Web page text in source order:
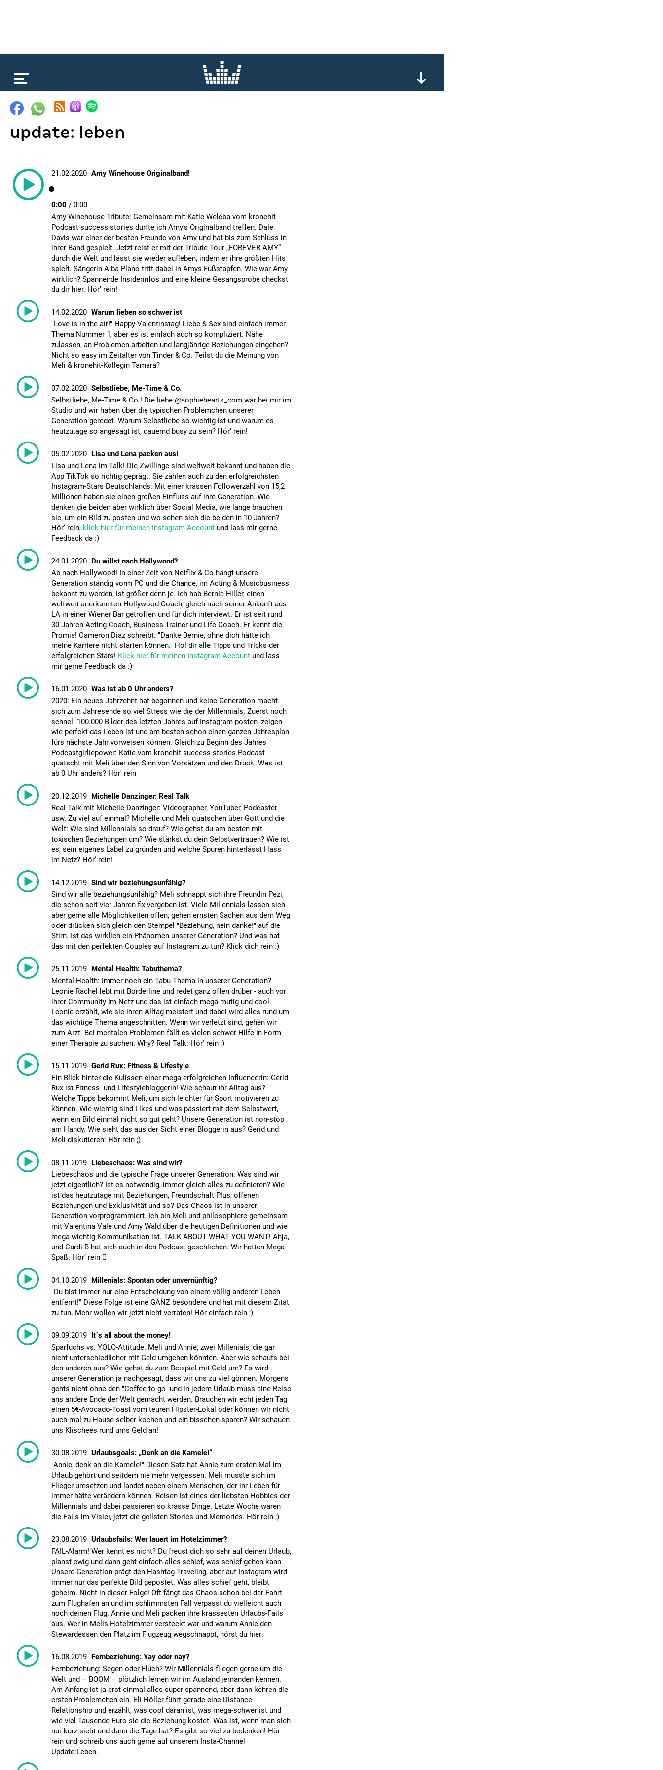
update: leben
21.02.2020 Amy Winehouse Originalband!
0:00 / 0:00
Amy Winehouse Tribute: Gemeinsam mit Katie Weleba vom kronehit
Podcast success stories durfte ich Amy’s Originalband treffen. Dale
Davis war einer der besten Freunde von Amy und hat bis zum Schluss in
ihrer Band gespielt. Jetzt reist er mit der Tribute Tour „FOREVER AMY“
durch die Welt und lässt sie wieder aufleben, indem er ihre größten Hits
spielt. Sängerin Alba Plano tritt dabei in Amys Fußstapfen. Wie war Amy
wirklich? Spannende Insiderinfos und eine kleine Gesangsprobe checkst
du dir hier. Hör‘ rein!
14.02.2020 Warum lieben so schwer ist
"Love is in the air!" Happy Valentinstag! Liebe & Sex sind einfach immer
Thema Nummer 1, aber es ist einfach auch so kompliziert. Nähe
zulassen, an Problemen arbeiten und langjährige Beziehungen eingehen?
Nicht so easy im Zeitalter von Tinder & Co. Teilst du die Meinung von
Meli & kronehit-Kollegin Tamara?
07.02.2020 Selbstliebe, Me-Time & Co.
Selbstliebe, Me-Time & Co.! Die liebe @sophiehearts_com war bei mir im
Studio und wir haben über die typischen Problemchen unserer
Generation geredet. Warum Selbstliebe so wichtig ist und warum es
heutzutage so angesagt ist, dauernd busy zu sein? Hör‘ rein!
05.02.2020 Lisa und Lena packen aus!
Lisa und Lena im Talk! Die Zwillinge sind weltweit bekannt und haben die
App TikTok so richtig geprägt. Sie zählen auch zu den erfolgreichsten
Instagram-Stars Deutschlands: Mit einer krassen Followerzahl von 15,2
Millionen haben sie einen großen Einfluss auf ihre Generation. Wie
denken die beiden aber wirklich über Social Media, wie lange brauchen
sie, um ein Bild zu posten und wo sehen sich die beiden in 10 Jahren?
Hör‘ rein, klick hier für meinen Instagram-Account und lass mir gerne
Feedback da :)
24.01.2020 Du willst nach Hollywood?
Ab nach Hollywood! In einer Zeit von Netflix & Co hängt unsere
Generation ständig vorm PC und die Chance, im Acting & Musicbusiness
bekannt zu werden, ist größer denn je. Ich hab Bernie Hiller, einen
weltweit anerkannten Hollywood-Coach, gleich nach seiner Ankunft aus
LA in einer Wiener Bar getroffen und für dich interviewt. Er ist seit rund
30 Jahren Acting Coach, Business Trainer und Life Coach. Er kennt die
Promis! Cameron Diaz schreibt: "Danke Bernie, ohne dich hätte ich
meine Karriere nicht starten können." Hol dir alle Tipps und Tricks der
erfolgreichen Stars! ​ Klick hier für meinen Instagram-Account und lass
mir gerne Feedback da :)
16.01.2020 Was ist ab 0 Uhr anders?
2020: Ein neues Jahrzehnt hat begonnen und keine Generation macht
sich zum Jahresende so viel Stress wie die der Millennials. Zuerst noch
schnell 100.000 Bilder des letzten Jahres auf Instagram posten, zeigen
wie perfekt das Leben ist und am besten schon einen ganzen Jahresplan
fürs nächste Jahr vorweisen können. Gleich zu Beginn des Jahres
Podcastgirliepower: Katie vom kronehit success stories Podcast
quatscht mit Meli über den Sinn von Vorsätzen und den Druck. Was ist
ab 0 Uhr anders? Hör' rein
20.12.2019 Michelle Danzinger: Real Talk
Real Talk mit Michelle Danzinger: Videographer, YouTuber, Podcaster
usw. Zu viel auf einmal? Michelle und Meli quatschen über Gott und die
Welt: Wie sind Millennials so drauf? Wie gehst du am besten mit
toxischen Beziehungen um? Wie stärkst du dein Selbstvertrauen? Wie ist
es, sein eigenes Label zu gründen und welche Spuren hinterlässt Hass
im Netz? Hör‘ rein!
14.12.2019 Sind wir beziehungsunfähig?
Sind wir alle beziehungsunfähig? Meli schnappt sich ihre Freundin Pezi,
die schon seit vier Jahren fix vergeben ist. Viele Millennials lassen sich
aber gerne alle Möglichkeiten offen, gehen ernsten Sachen aus dem Weg
oder drücken sich gleich den Stempel "Beziehung, nein danke!" auf die
Stirn. Ist das wirklich ein Phänomen unserer Generation? Und was hat
das mit den perfekten Couples auf Instagram zu tun? Klick dich rein :)
25.11.2019 Mental Health: Tabuthema?
Mental Health: Immer noch ein Tabu-Thema in unserer Generation?
Leonie Rachel lebt mit Borderline und redet ganz offen drüber - auch vor
ihrer Community im Netz und das ist einfach mega-mutig und cool.
Leonie erzählt, wie sie ihren Alltag meistert und dabei wird alles rund um
das wichtige Thema angeschnitten. Wenn wir verletzt sind, gehen wir
zum Arzt. Bei mentalen Problemen fällt es vielen schwer Hilfe in Form
einer Therapie zu suchen. Why? Real Talk: Hör' rein ;)
15.11.2019 Gerid Rux: Fitness & Lifestyle
Ein Blick hinter die Kulissen einer mega-erfolgreichen Influencerin: Gerid
Rux ist Fitness- und Lifestylebloggerin! Wie schaut ihr Alltag aus?
Welche Tipps bekommt Meli, um sich leichter für Sport motivieren zu
können. Wie wichtig sind Likes und was passiert mit dem Selbstwert,
wenn ein Bild einmal nicht so gut geht? Unsere Generation ist non-stop
am Handy. Wie sieht das aus der Sicht einer Bloggerin aus? Gerid und
Meli diskutieren: Hör rein ;)
08.11.2019 Liebeschaos: Was sind wir?
Liebeschaos und die typische Frage unserer Generation: Was sind wir
jetzt eigentlich? Ist es notwendig, immer gleich alles zu definieren? Wie
ist das heutzutage mit Beziehungen, Freundschaft Plus, offenen
Beziehungen und Exklusivität und so? Das Chaos ist in unserer
Generation vorprogrammiert. Ich bin Meli und philosophiere gemeinsam
mit Valentina Vale und Amy Wald über die heutigen Definitionen und wie
mega-wichtig Kommunikation ist. TALK ABOUT WHAT YOU WANT! Ahja,
und Cardi B hat sich auch in den Podcast geschlichen. Wir hatten Mega-
Spaß: Hör‘ rein 
04.10.2019 Millenials: Spontan oder unvernünftig?
"Du bist immer nur eine Entscheidung von einem völlig anderen Leben
entfernt!" Diese Folge ist eine GANZ besondere und hat mit diesem Zitat
zu tun. Mehr wollen wir jetzt nicht verraten! Hör einfach rein ;)
09.09.2019 It´s all about the money!
Sparfuchs vs. YOLO-Attitude. Meli und Annie, zwei Millenials, die gar
nicht unterschiedlicher mit Geld umgehen könnten. Aber wie schauts bei
den anderen aus? Wie gehst du zum Beispiel mit Geld um? Es wird
unserer Generation ja nachgesagt, dass wir uns zu viel gönnen. Morgens
gehts nicht ohne den "Coffee to go" und in jedem Urlaub muss eine Reise
ans andere Ende der Welt gemacht werden. Brauchen wir echt jeden Tag
einen 5€-Avocado-Toast vom teuren Hipster-Lokal oder können wir nicht
auch mal zu Hause selber kochen und ein bisschen sparen? Wir schauen
uns Klischees rund ums Geld an!
30.08.2019 Urlaubsgoals: „Denk an die Kamele!“
"Annie, denk an die Kamele!" Diesen Satz hat Annie zum ersten Mal im
Urlaub gehört und seitdem nie mehr vergessen. Meli musste sich im
Flieger umsetzen und landet neben einem Menschen, der ihr Leben für
immer hätte verändern können. Reisen ist eines der liebsten Hobbies der
Millennials und dabei passieren so krasse Dinge. Letzte Woche waren
die Fails im Visier, jetzt die geilsten Stories und Memories. Hör rein ;)
23.08.2019 Urlaubsfails: Wer lauert im Hotelzimmer?
FAIL-Alarm! Wer kennt es nicht? Du freust dich so sehr auf deinen Urlaub,
planst ewig und dann geht einfach alles schief, was schief gehen kann.
Unsere Generation prägt den Hashtag Traveling, aber auf Instagram wird
immer nur das perfekte Bild gepostet. Was alles schief geht, bleibt
geheim. Nicht in dieser Folge! Oft fängt das Chaos schon bei der Fahrt
zum Flughafen an und im schlimmsten Fall verpasst du vielleicht auch
noch deinen Flug. Annie und Meli packen ihre krassesten Urlaubs-Fails
aus. Wer in Melis Hotelzimmer versteckt war und warum Annie den
Stewardessen den Platz im Flugzeug wegschnappt, hörst du hier:
16.08.2019 Fernbeziehung: Yay oder nay?
Fernbeziehung: Segen oder Fluch? Wir Millennials fliegen gerne um die
Welt und – BOOM – plötzlich lernen wir im Ausland jemanden kennen.
Am Anfang ist ja erst einmal alles super spannend, aber dann kehren die
ersten Problemchen ein. Eli Höller führt gerade eine Distance-
Relationship und erzählt, was cool daran ist, was mega-schwer ist und
wie viel Tausende Euro sie die Beziehung kostet. Was ist, wenn man sich
nur kurz sieht und dann die Tage hat? Es gibt so viel zu bedenken! Hör
rein und schreib uns auch gerne auf unserem Insta-Channel
Update:Leben.